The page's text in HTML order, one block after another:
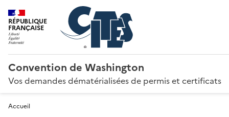
RÉPUBLIQUE
FRANÇAISE
Convention de Washington
Vos demandes dématérialisées de permis et certificats
Accueil